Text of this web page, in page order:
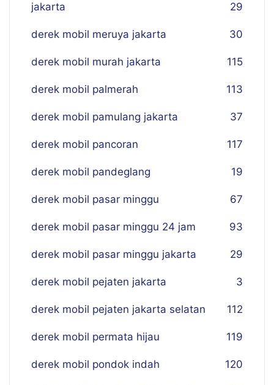
jakarta 29
derek mobil meruya jakarta 30
derek mobil murah jakarta 115
derek mobil palmerah 113
derek mobil pamulang jakarta 37
derek mobil pancoran 117
derek mobil pandeglang 19
derek mobil pasar minggu 67
derek mobil pasar minggu 24 jam 93
derek mobil pasar minggu jakarta 29
derek mobil pejaten jakarta 3
derek mobil pejaten jakarta selatan 112
derek mobil permata hijau 119
derek mobil pondok indah 120